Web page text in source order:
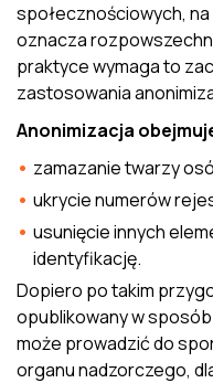
społecznościowych,
oznacza
praktyce wymaga to
zastosowania
Anonimizacja
zamazanie twarzy
ukrycie numerów
usunięcie innych
identyfikację.
Dopiero po takim
opublikowany w
może prowadzić do
organu nadzorczego,